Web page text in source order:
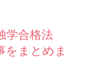
学合格法
をまとめま